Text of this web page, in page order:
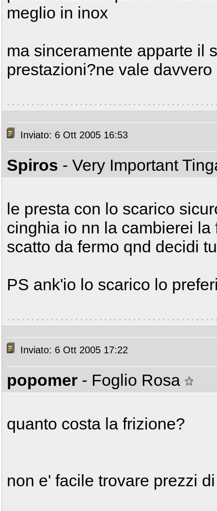
meglio in inox
ma sinceramente apparte il
prestazioni?ne vale
Inviato: 6 Ott 2005 16:53
Spiros - Very Important
le presta con lo scarico
cinghia io nn la cambierei
scatto da fermo qnd decidi
PS ank'io lo scarico lo
Inviato: 6 Ott 2005 17:22
popomer - Foglio Rosa
quanto costa la frizione?
non e' facile trovare prezzi